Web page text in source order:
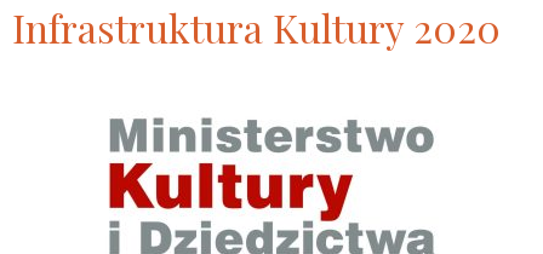
Infrastruktura Kultury 2020